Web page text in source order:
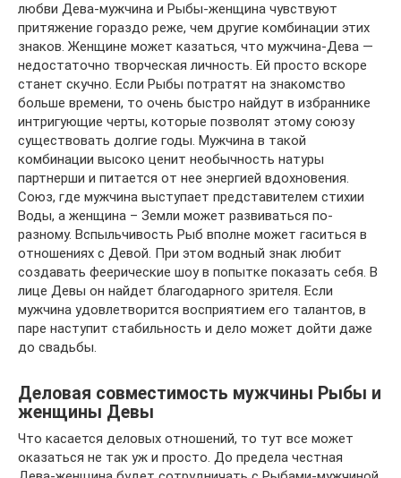
любви Дева-мужчина и Рыбы-женщина чувствуют
притяжение гораздо реже, чем другие комбинации этих
знаков. Женщине может казаться, что мужчина-Дева —
недостаточно творческая личность. Ей просто вскоре
станет скучно. Если Рыбы потратят на знакомство
больше времени, то очень быстро найдут в избраннике
интригующие черты, которые позволят этому союзу
существовать долгие годы. Мужчина в такой
комбинации высоко ценит необычность натуры
партнерши и питается от нее энергией вдохновения.
Союз, где мужчина выступает представителем стихии
Воды, а женщина – Земли может развиваться по-
разному. Вспыльчивость Рыб вполне может гаситься в
отношениях с Девой. При этом водный знак любит
создавать феерические шоу в попытке показать себя. В
лице Девы он найдет благодарного зрителя. Если
мужчина удовлетворится восприятием его талантов, в
паре наступит стабильность и дело может дойти даже
до свадьбы.
Деловая совместимость мужчины Рыбы и
женщины Девы
Что касается деловых отношений, то тут все может
оказаться не так уж и просто. До предела честная